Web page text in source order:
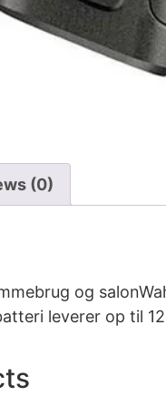
(0)
og
leverer op til